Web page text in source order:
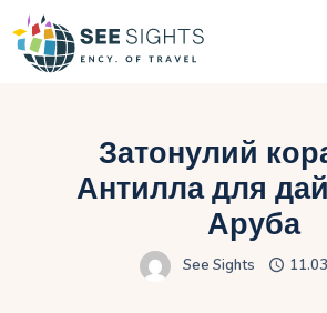
Гарячі тури
Затонулий
Антилла для
Аруба
See Sights